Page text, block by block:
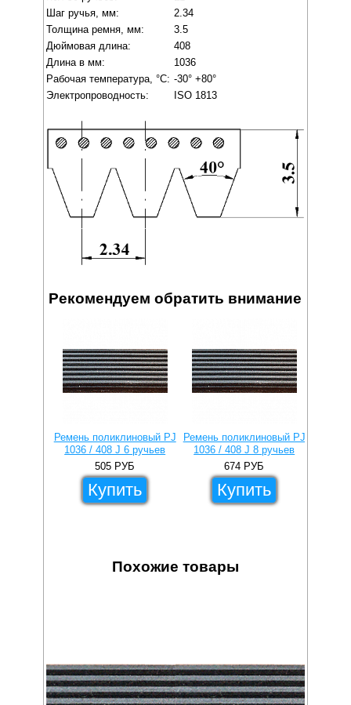
Шаг ручья, мм:
2.34
Толщина ремня, мм:
3.5
Дюймовая длина:
408
Длина в мм:
1036
Рабочая температура, °C: -30° +80°
Электропроводность:
ISO 1813
Рекомендуем обратить внимание
Ремень поликлиновый PJ
1036 / 408 J 6 ручьев
505 РУБ
Купить
Ремень поликлиновый PJ
1036 / 408 J 8 ручьев
674 РУБ
Купить
Похожие товары